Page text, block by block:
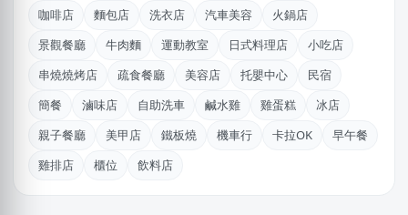
NXniLin
劉X姐
江X珮
咖啡店 麵包店 洗衣店 汽車美容
火鍋店
景觀餐廳
牛肉麵 運動教室 日式料理店
小吃店
串燒燒烤店
疏食餐廳 美容店 托嬰中心
民宿
簡餐
滷味店 自助洗車 鹹水雞 雞蛋糕
冰店
親子餐廳
美甲店 鐵板燒 機車行 卡拉OK
早午餐
雞排店
櫃位 飲料店